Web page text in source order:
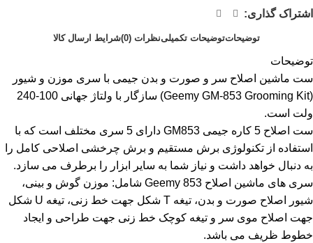
اشتراک گذاری:
توضیحاتتوضیحات تکمیلینظرات (0) شرایط ارسال کالا
توضیحات
ست ماشین اصلاح سر و صورت و بدن جیمی با سری موزن و شیور
(Geemy GM-853 Grooming Kit) سازگار با ولتاژ جهانی 100-240
ولت است.
ست اصلاح 5 کاره جیمی GM853 دارای 5 سری مختلف است که با
استفاده از تکنولوژی برش مستقیم و برش چرخشی اصلاحی کامل را
به دنبال خواهد داشت و نیاز شما به سایر ابزار را برطرف می سازد.
سری های ماشین اصلاح Geemy 853 شامل: موزن گوش و بینی،
شیور اصلاح صورت و بدن، تیغه T شکل جهت خط زنی، تیغه U شکل
جهت اصلاح موی سر و تیغه کوچک خط زنی جهت طراحی و ایجاد
خطوط ظریف می باشد.